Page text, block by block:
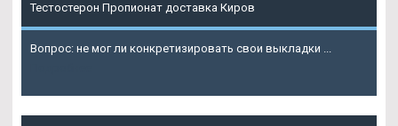
Тестостерон Пропионат доставка Киров
Вопрос: не мог ли конкретизировать свои выкладки ...